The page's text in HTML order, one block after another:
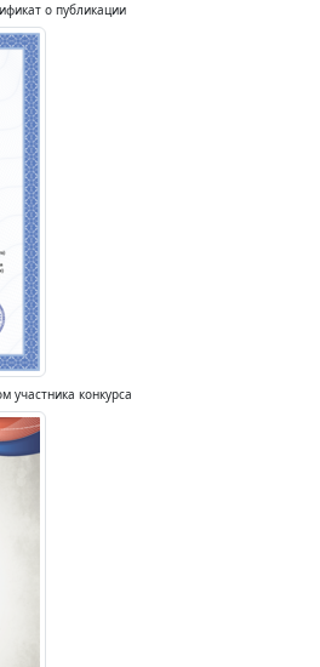
о публикации
участника конкурса